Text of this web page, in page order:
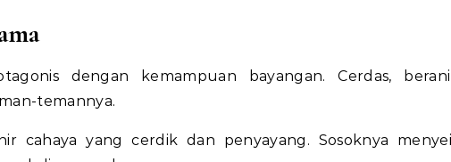
dengan kemampuan bayangan. Cerdas,
temannya.
cahaya yang cerdik dan penyayang. Sosoknya